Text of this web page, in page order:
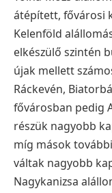
átépített, fővárosi
Kelenföld
elkészülő szintén
újak mellett
Ráckevén,
fővárosban pedig
részük nagyobb
míg mások
váltak nagyobb
Nagykanizsa